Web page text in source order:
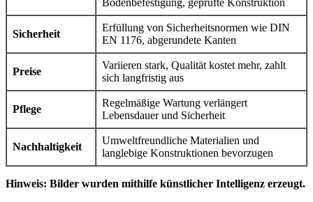
Bodenbefestigung, geprüfte Konstruktion
Sicherheit
Erfüllung von Sicherheitsnormen wie DIN
EN 1176, abgerundete Kanten
Preise
Variieren stark, Qualität kostet mehr, zahlt
sich langfristig aus
Pflege
Regelmäßige Wartung verlängert
Lebensdauer und Sicherheit
Nachhaltigkeit
Umweltfreundliche Materialien und
langlebige Konstruktionen bevorzugen
Hinweis: Bilder wurden mithilfe künstlicher Intelligenz erzeugt.